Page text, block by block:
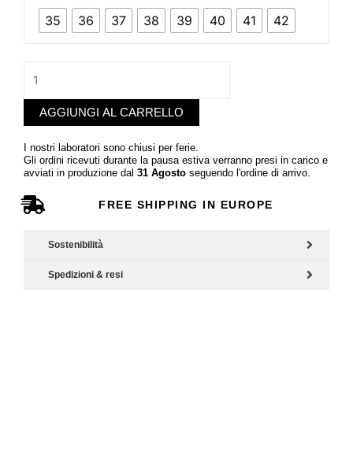
35 36 37 38 39 40 41 42
DONNA
quantità
AGGIUNGI AL CARRELLO
I nostri laboratori sono chiusi per ferie.
Gli ordini ricevuti durante la pausa estiva verranno presi in carico e
avviati in produzione dal 31 Agosto seguendo l'ordine di arrivo.
FREE SHIPPING IN EUROPE
Sostenibilità
Spedizioni & resi